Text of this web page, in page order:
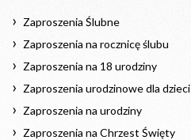
Zaproszenia Ślubne
Zaproszenia na rocznicę ślubu
Zaproszenia na 18 urodziny
Zaproszenia urodzinowe dla dzieci
Zaproszenia na urodziny
Zaproszenia na Chrzest Święty